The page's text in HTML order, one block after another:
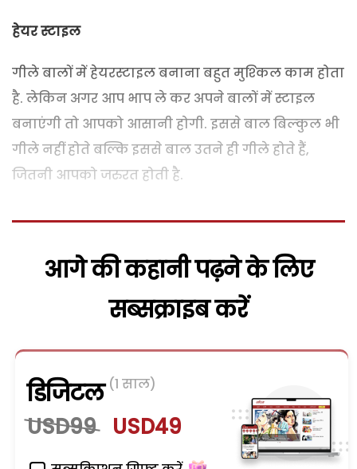
हेयर स्‍टाइल
गीले बालों में हेयरस्‍टाइल बनाना बहुत मुश्‍किल काम होता
है. लेकिन अगर आप भाप ले कर अपने बालों में स्‍टाइल
बनाएंगी तो आपको आसानी होगी. इससे बाल बिल्‍कुल भी
गीले नहीं होते बल्कि इससे बाल उतने ही गीले होते हैं,
जितनी आपको जरुरत होती है.
आगे की कहानी पढ़ने के लिए
सब्सक्राइब करें
डिजिटल (1 साल)
USD99 USD49